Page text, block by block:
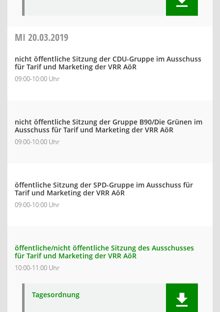
MI 20.03.2019
nicht öffentliche Sitzung der CDU-Gruppe im Ausschuss
für Tarif und Marketing der VRR AöR
09:00-10:00 Uhr
nicht öffentliche Sitzung der Gruppe B90/Die Grünen im
Ausschuss für Tarif und Marketing der VRR AöR
09:00-10:00 Uhr
öffentliche Sitzung der SPD-Gruppe im Ausschuss für
Tarif und Marketing der VRR AöR
09:00-10:00 Uhr
öffentliche/nicht öffentliche Sitzung des Ausschusses
für Tarif und Marketing der VRR AöR
10:00-11:00 Uhr
Tagesordnung